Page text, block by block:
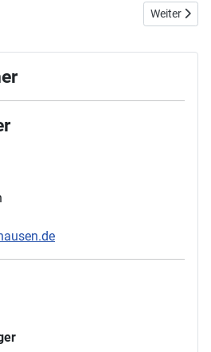
August 2025 - Masters DM in Gotha
Nächster
Weiter